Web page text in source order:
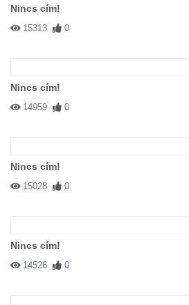
Nincs cím!
15313 0
Nincs cím!
14959 0
Nincs cím!
15028 0
Nincs cím!
14526 0